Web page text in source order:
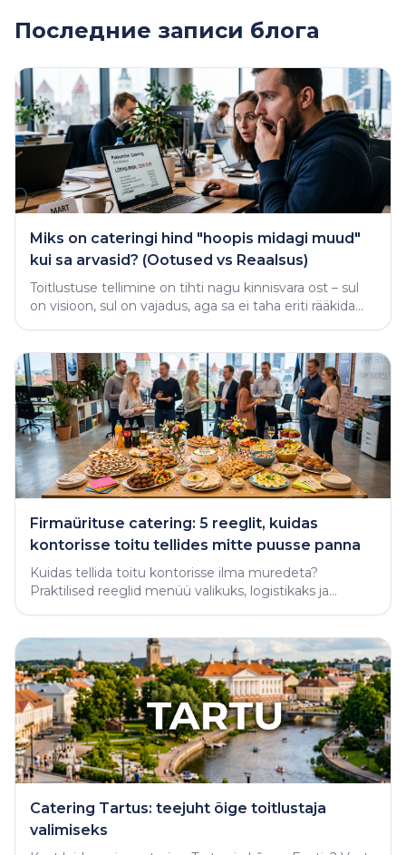
Последние записи блога
Miks on cateringi hind "hoopis midagi muud"
kui sa arvasid? (Ootused vs Reaalsus)
Toitlustuse tellimine on tihti nagu kinnisvara ost – sul
on visioon, sul on vajadus, aga sa ei taha eriti rääkida
Firmaürituse catering: 5 reeglit, kuidas
kontorisse toitu tellides mitte puusse panna
Kuidas tellida toitu kontorisse ilma muredeta?
Praktilised reeglid menüü valikuks, logistikaks ja
Catering Tartus: teejuht õige toitlustaja
valimiseks